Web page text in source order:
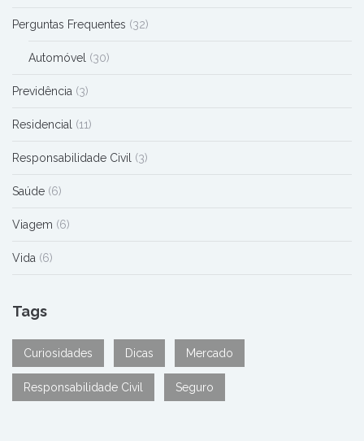
Perguntas Frequentes (32)
Automóvel (30)
Previdência (3)
Residencial (11)
Responsabilidade Civil (3)
Saúde (6)
Viagem (6)
Vida (6)
Tags
Curiosidades Dicas Mercado
Responsabilidade Civil Seguro